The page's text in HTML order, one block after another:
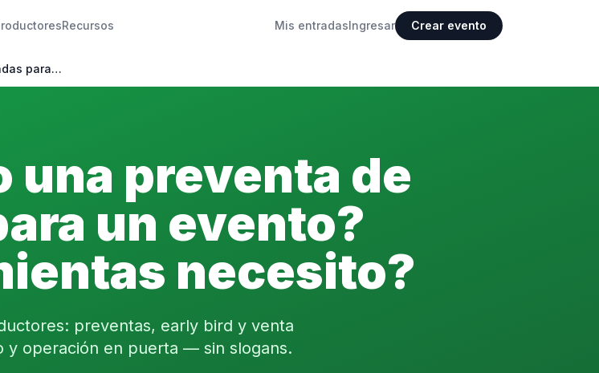
Recursos Mis entradasIngresar Crear evento
para…
una preventa de
un evento?
necesito?
preventas, early bird y venta
y operación en puerta — sin slogans.